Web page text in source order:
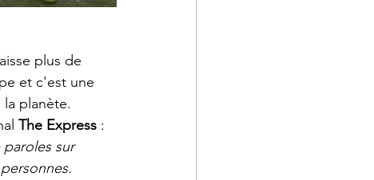
plus de
et c'est une
planète.
The Express :
sur